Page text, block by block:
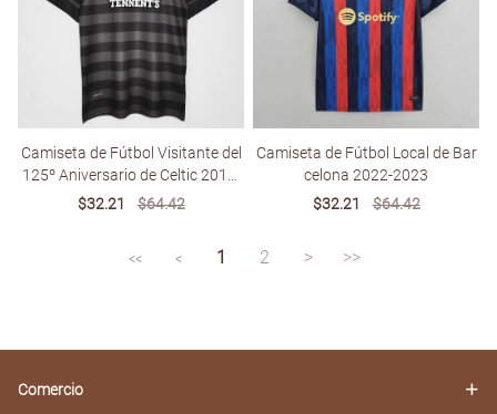
Camiseta de Fútbol Visitante del
125º Aniversario de Celtic 2012-
2013
Sale
$32.21
Regular
$64.42
Camiseta de Fútbol Local de Bar
celona 2022-2023
Sale
$32.21
Regular
$64.42
<< < 1 2 > >>
Comercio